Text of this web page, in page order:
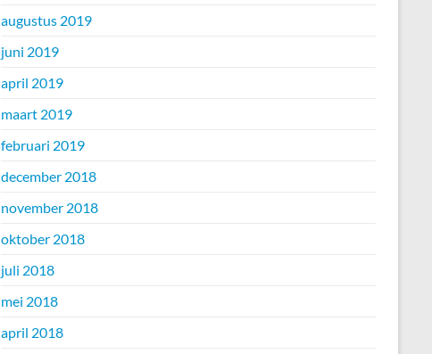
augustus 2019
juni 2019
april 2019
maart 2019
februari 2019
december 2018
november 2018
oktober 2018
juli 2018
mei 2018
april 2018